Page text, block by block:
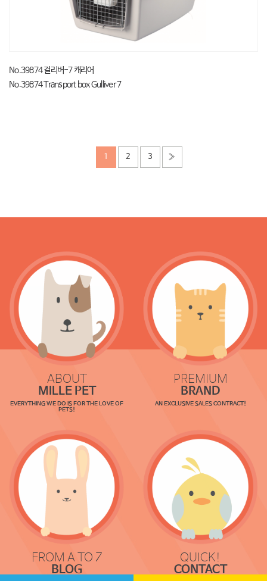
No.39874 걸리버-7 캐리어
No.39874 Transport box Gulliver 7
1 2 3 »
ABOUT
MILLE PET
EVERYTHING WE DO IS FOR THE LOVE OF
PETS!
PREMIUM
BRAND
AN EXCLUSIVE SALES CONTRACT!
FROM A TO Z
BLOG
QUICK!
CONTACT